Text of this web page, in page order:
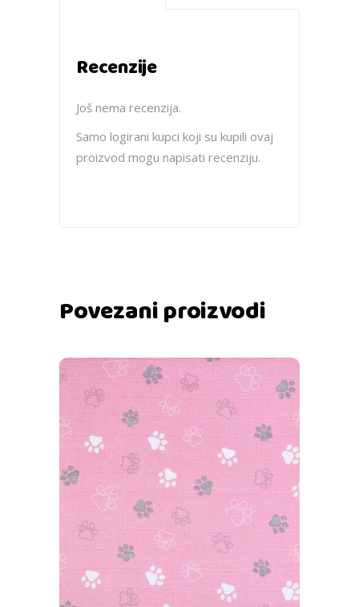
Recenzije
Još nema recenzija.
Samo logirani kupci koji su kupili ovaj
proizvod mogu napisati recenziju.
Povezani proizvodi
Dodaj u košaricu